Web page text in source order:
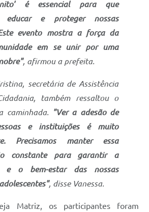
é essencial para que
educar e proteger nossas
evento mostra a força da
em se unir por uma
, afirmou a prefeita.
secretária de Assistência
também ressaltou o
caminhada.
"Ver a adesão de
e instituições é muito
Precisamos manter essa
constante para garantir a
e o bem-estar das nossas
, disse Vanessa.
Matriz, os participantes foram